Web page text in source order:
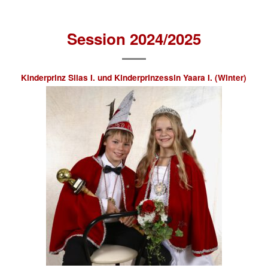
Session 2024/2025
Kinderprinz Silas I. und Kinderprinzessin Yaara I. (Winter)